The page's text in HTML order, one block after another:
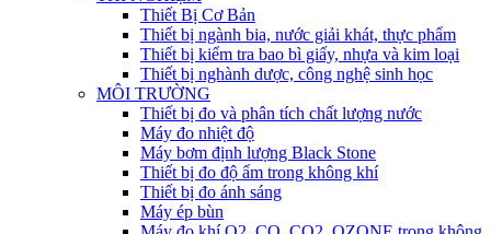
Thiết Bị Cơ Bản
Thiết bị ngành bia, nước giải khát, thực phẩm
Thiết bị kiểm tra bao bì giấy, nhựa và kim loại
Thiết bị nghành dược, công nghệ sinh học
MÔI TRƯỜNG
Thiết bị đo và phân tích chất lượng nước
Máy đo nhiệt độ
Máy bơm định lượng Black Stone
Thiết bị đo độ ẩm trong không khí
Thiết bị đo ánh sáng
Máy ép bùn